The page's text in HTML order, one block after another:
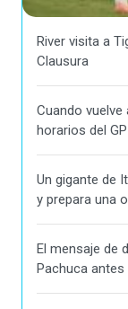
River visita a
Clausura
Cuando vuelve
horarios del
Un gigante de
y prepara una
El mensaje de
Pachuca